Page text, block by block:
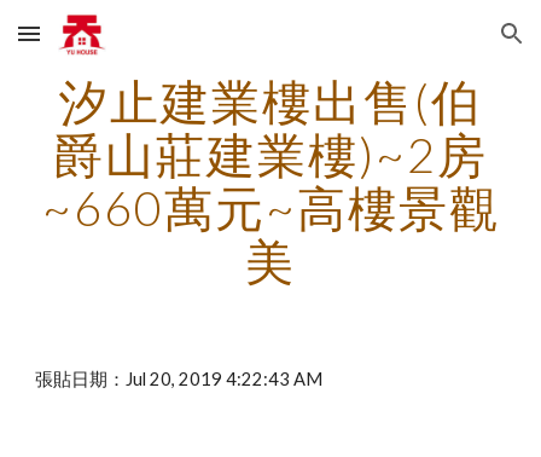
Skip to main content Skip to navigation
汐止建業樓出售(伯
爵山莊建業樓)~2房
~660萬元~高樓景觀
美
張貼日期：Jul 20, 2019 4:22:43 AM